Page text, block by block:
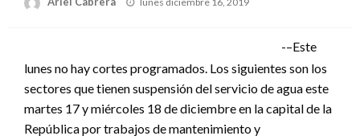
-–Este
lunes no hay cortes programados. Los siguientes son los
sectores que tienen suspensión del servicio de agua este
martes 17 y miércoles 18 de diciembre en la capital de la
República por trabajos de mantenimiento y